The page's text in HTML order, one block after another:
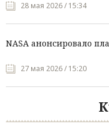
28 мая 2026 / 15:34
NASA анонсировало
27 мая 2026 / 15:20